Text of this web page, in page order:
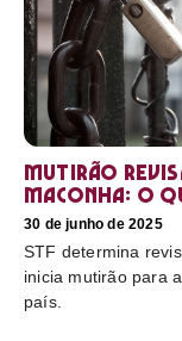
Mutirão
maconha: o
30 de junho de 2025
STF determina
inicia mutirão para
país.